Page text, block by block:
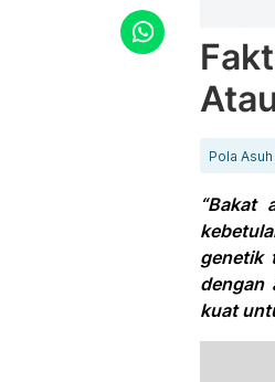
Pola
“Bakat
genetik
dengan
kuat